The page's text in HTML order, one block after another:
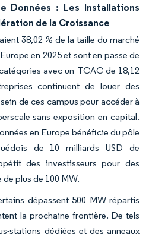
Données : Les Installations
de la Croissance
38,02 % de la taille du marché
en 2025 et sont en passe de
avec un TCAC de 18,12
continuent de louer des
de ces campus pour accéder à
sans exposition en capital.
en Europe bénéficie du pôle
de 10 milliards USD de
des investisseurs pour des
plus de 100 MW.
dépassent 500 MW répartis
la prochaine frontière. De tels
stations dédiées et des anneaux